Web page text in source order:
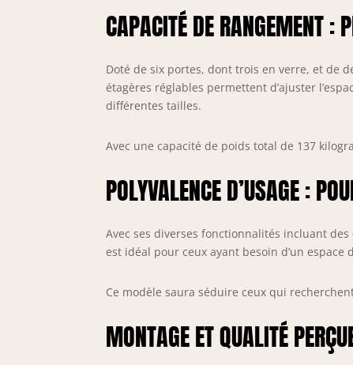
CAPACITÉ DE RANGEMENT :
Doté de six portes, dont trois en verre, et de
étagères réglables permettent d’ajuster
différentes tailles.
Avec une capacité de poids total de 137
POLYVALENCE D’USAGE :
Avec ses diverses fonctionnalités incluant
est idéal pour ceux ayant besoin d’un
Ce modèle saura séduire ceux qui
MONTAGE ET QUALITÉ